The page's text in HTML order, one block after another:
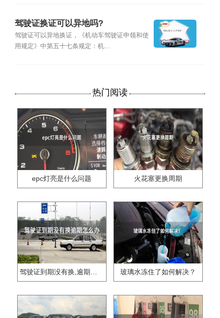
驾驶证换证可以异地吗?
驾驶证可以异地换证，《机动车驾驶证申领和使
用规定》中第五十七条规定：机...
热门阅读
epc灯亮是什么问题 火花塞更换周期
驾驶证到期没有换,逾期怎么办?? 玻璃水冻住了如何解决？